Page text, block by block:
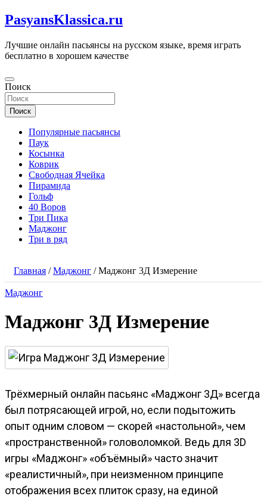
Перейти
к
PasyansKlassica.ru
Лучшие онлайн пасьянсы на русском языке, время играть
бесплатно в хорошем качестве
Поиск
Поиск
Популярные пасьянсы
Паук
Косынка
Коврик
Свободная Ячейка
Пирамида
Гольф
40 Воров
Три Пика
Маджонг
Три в ряд
Главная /Маджонг /Маджонг 3Д Измерение
Маджонг
Маджонг 3Д Измерение
Трёхмерный онлайн пасьянс «Маджонг 3Д» всегда
был потрясающей игрой, но, если подытожить
опыт одним словом — скорей «настольной», чем
«пространственной» головоломкой. Ведь для 3D
игры «Маджонг» «объёмный» часто значит
«реалистичный», при неизменном принципе
отображения всех плиток сразу, на единой